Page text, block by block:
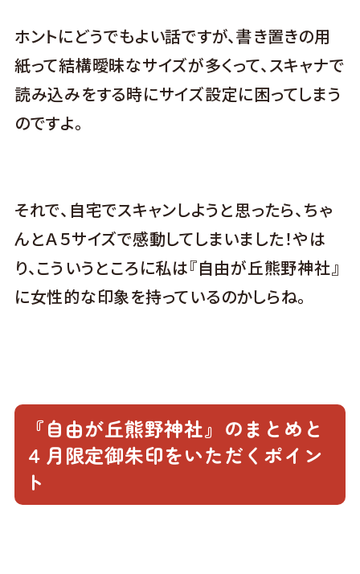
ホントにどうでもよい話ですが、書き置きの用
紙って結構曖昧なサイズが多くって、スキャナで
読み込みをする時にサイズ設定に困ってしまう
のですよ。
それで、自宅でスキャンしようと思ったら、ちゃ
んとＡ５サイズで感動してしまいました！やは
り、こういうところに私は『自由が丘熊野神社』
に女性的な印象を持っているのかしらね。
『自由が丘熊野神社』のまとめと
４月限定御朱印をいただくポイン
ト